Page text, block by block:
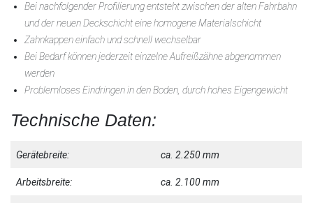
Bei nachfolgender Profilierung entsteht zwischen der alten Fahrbahn
und der neuen Deckschicht eine homogene Materialschicht
Zahnkappen einfach und schnell wechselbar
Bei Bedarf können jederzeit einzelne Aufreißzähne abgenommen
werden
Problemloses Eindringen in den Boden, durch hohes Eigengewicht
Technische Daten:
Gerätebreite: ca. 2.250 mm
Arbeitsbreite: ca. 2.100 mm